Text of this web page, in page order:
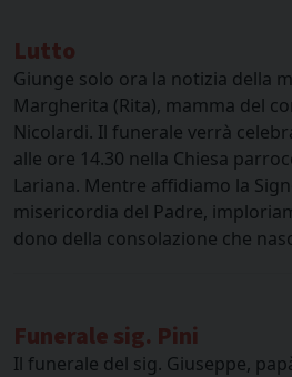
Lutto
Giunge solo ora la notizia della
Margherita (Rita), mamma del
Nicolardi. Il funerale verrà
alle ore 14.30 nella Chiesa
Lariana. Mentre affidiamo la
misericordia del Padre,
dono della consolazione che
Funerale sig. Pini
Il funerale del sig. Giuseppe,